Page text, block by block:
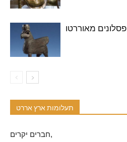
פסלונים מאוררטו
תעלומות ארץ אררט
חברים יקרים,